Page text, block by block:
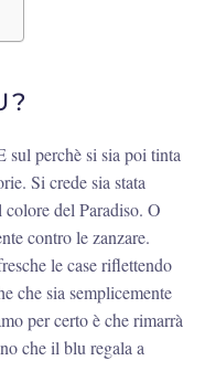
perchè si sia poi tinta
Si crede sia stata
del Paradiso. O
contro le zanzare.
le case riflettendo
che sia semplicemente
per certo è che rimarrà
che il blu regala a